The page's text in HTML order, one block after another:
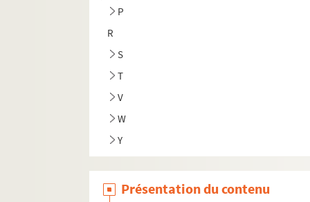
P
R
S
T
V
W
Y
Présentation du contenu